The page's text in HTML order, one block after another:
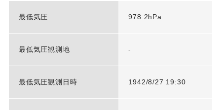
最低気圧 978.2hPa
最低気圧観測地 -
最低気圧観測日時 1942/8/27 19:30